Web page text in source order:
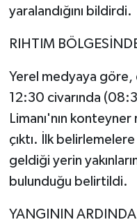
yaralandığını bildirdi.
RIHTIM
Yerel medyaya göre,
12:30 civarında
Limanı'nın konteyner
çıktı. İlk
geldiği yerin
bulunduğu belirtildi.
YANGININ